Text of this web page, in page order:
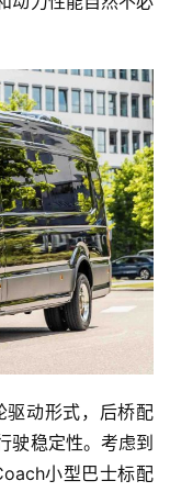
动形式，后桥配
驶稳定性。考虑到
小型巴士标配